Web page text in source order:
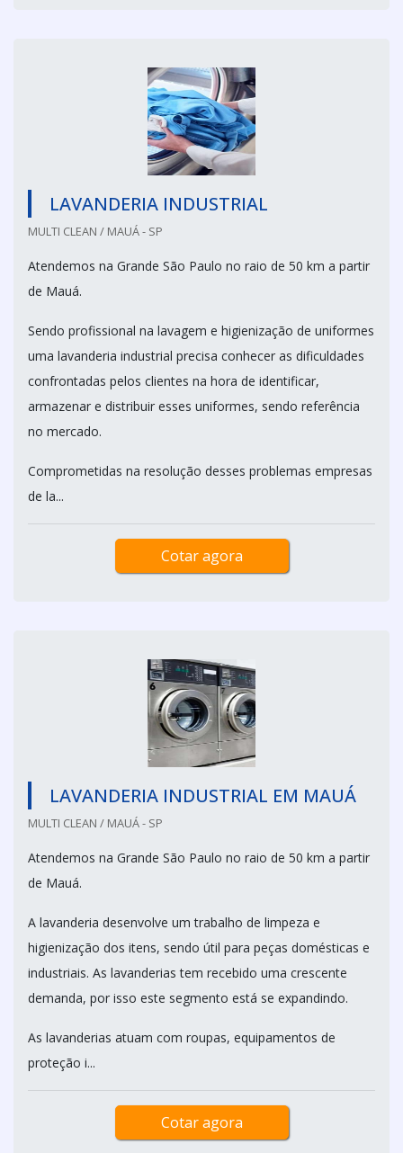
LAVANDERIA INDUSTRIAL
MULTI CLEAN / MAUÁ - SP
Atendemos na Grande São Paulo no raio de 50 km a partir
de Mauá.
Sendo profissional na lavagem e higienização de uniformes
uma lavanderia industrial precisa conhecer as dificuldades
confrontadas pelos clientes na hora de identificar,
armazenar e distribuir esses uniformes, sendo referência
no mercado.
Comprometidas na resolução desses problemas empresas
de la...
Cotar agora
LAVANDERIA INDUSTRIAL EM MAUÁ
MULTI CLEAN / MAUÁ - SP
Atendemos na Grande São Paulo no raio de 50 km a partir
de Mauá.
A lavanderia desenvolve um trabalho de limpeza e
higienização dos itens, sendo útil para peças domésticas e
industriais. As lavanderias tem recebido uma crescente
demanda, por isso este segmento está se expandindo.
As lavanderias atuam com roupas, equipamentos de
proteção i...
Cotar agora